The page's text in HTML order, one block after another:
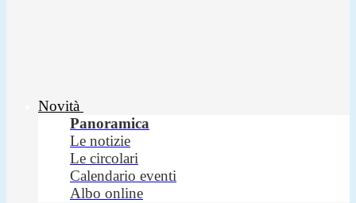
Novità
Panoramica
Le notizie
Le circolari
Calendario eventi
Albo online